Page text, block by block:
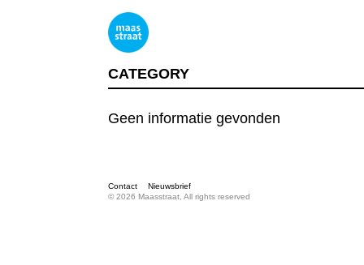
CATEGORY
Geen informatie gevonden
Contact
Nieuwsbrief
© 2026 Maasstraat, All rights reserved